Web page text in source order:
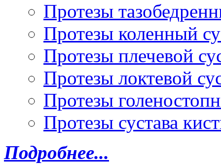
Протезы
Протезы коленный
Протезы плечевой
Протезы локтевой
Протезы
Протезы сустава
Подробнее...